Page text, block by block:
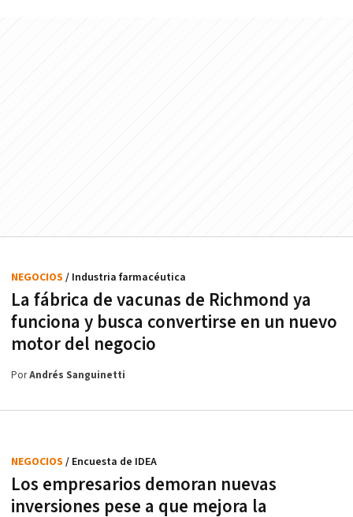
La fábrica de vacunas de Richmond ya
funciona y busca convertirse en un nuevo
motor del negocio
NEGOCIOS / Industria farmacéutica
PorAndrés Sanguinetti
Los empresarios demoran nuevas
inversiones pese a que mejora la
NEGOCIOS / Encuesta de IDEA